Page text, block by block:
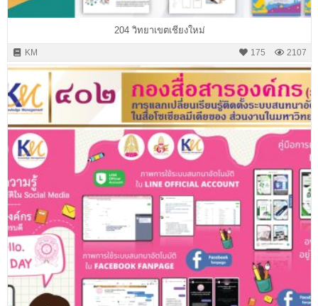
204 วิทยาเขตเชียงใหม่
KM 2107
175